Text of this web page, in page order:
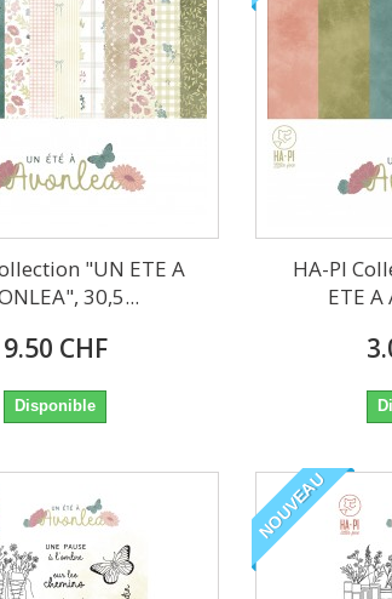
"UN ETE A
30,5...
9.50 CHF
Disponible
HA-PI
ETE A
NOUVEAU